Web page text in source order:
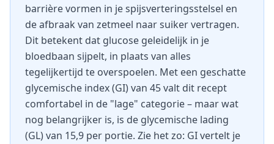
barrière vormen in je spijsverteringsstelsel en
de afbraak van zetmeel naar suiker vertragen.
Dit betekent dat glucose geleidelijk in je
bloedbaan sijpelt, in plaats van alles
tegelijkertijd te overspoelen. Met een geschatte
glycemische index (GI) van 45 valt dit recept
comfortabel in de "lage" categorie – maar wat
nog belangrijker is, is de glycemische lading
(GL) van 15,9 per portie. Zie het zo: GI vertelt je